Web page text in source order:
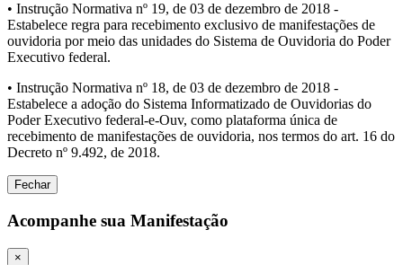
• Instrução Normativa nº 19, de 03 de dezembro de 2018 -
Estabelece regra para recebimento exclusivo de manifestações de
ouvidoria por meio das unidades do Sistema de Ouvidoria do Poder
Executivo federal.
• Instrução Normativa nº 18, de 03 de dezembro de 2018 -
Estabelece a adoção do Sistema Informatizado de Ouvidorias do
Poder Executivo federal-e-Ouv, como plataforma única de
recebimento de manifestações de ouvidoria, nos termos do art. 16 do
Decreto nº 9.492, de 2018.
Fechar
Acompanhe sua Manifestação
×